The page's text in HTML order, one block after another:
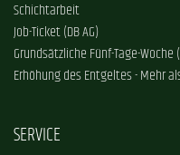
Schichtarbeit
Job-Ticket (DB AG)
Grundsätzliche Fünf-Tage-Woche
Erhöhung des Entgeltes - Mehr
SERVICE